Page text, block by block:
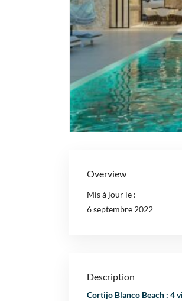
Overview
Mis à jour le :
6 septembre 2022
Description
Cortijo Blanco Beach : 4